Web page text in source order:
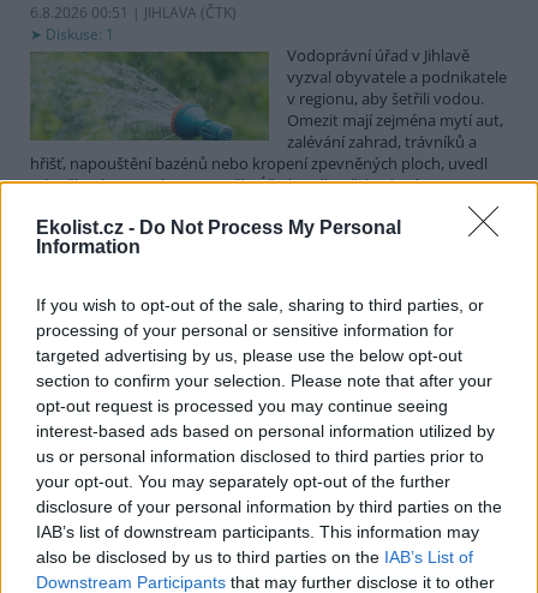
Ekolist.cz - Do Not Process My Personal
Information
If you wish to opt-out of the sale, sharing to third parties, or
processing of your personal or sensitive information for
targeted advertising by us, please use the below opt-out
section to confirm your selection. Please note that after your
opt-out request is processed you may continue seeing
interest-based ads based on personal information utilized by
us or personal information disclosed to third parties prior to
your opt-out. You may separately opt-out of the further
disclosure of your personal information by third parties on the
IAB’s list of downstream participants. This information may
also be disclosed by us to third parties on the IAB’s List of
Downstream Participants that may further disclose it to other
6.8.2026 00:51 | JIHLAVA (ČTK)
Diskuse: 1
Vodoprávní úřad v Jihlavě
vyzval obyvatele a podnikatele
v regionu, aby šetřili vodou.
Omezit mají zejména mytí aut,
zalévání zahrad, trávníků a
hřišť, napouštění bazénů nebo kropení zpevněných ploch, uvedl
mluvčí radnice Radovan Daněk. Úřad podle něj bude víc
kontrolovat povolené odběry. Výzva k šetření vodou platí pro
všechny obce spadající pod Jihlavu jako obec s rozšířenou
působností.
Celníci odhalili gang překupníků papoušků, zajistili
stovku ptáků
5.8.2026 20:13 (ČTK)
Celníci odhalili gang
překupníků chráněných druhů
papoušků působící v několika
krajích a zajistili asi stovku
ptáků. S odchytem a
zajištěním zvířat celníkům pomohly zoo v Praze, Zlíně a Ostravě. V
ostravské zahradě také papoušci nalezli dočasné útočiště. V
tiskové zprávě nawebucelníků to oznámila mluvčí Celní správy ČR
Martina Kaňková. Případem se zabývá policie.